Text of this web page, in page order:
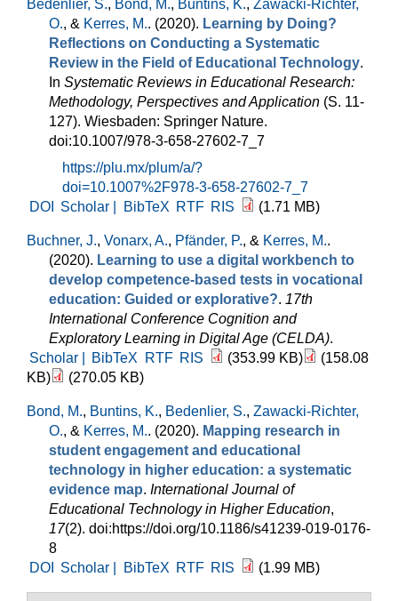
Bedenlier, S., Bond, M., Buntins, K., Zawacki-Richter,
O., & Kerres, M.. (2020). Learning by Doing?
Reflections on Conducting a Systematic
Review in the Field of Educational Technology.
In Systematic Reviews in Educational Research:
Methodology, Perspectives and Application (S. 11-
127). Wiesbaden: Springer Nature.
doi:10.1007/978-3-658-27602-7_7
https://plu.mx/plum/a/?
doi=10.1007%2F978-3-658-27602-7_7
DOI
Scholar | BibTeX RTF RIS (1.71 MB)
Buchner, J., Vonarx, A., Pfänder, P., & Kerres, M..
(2020). Learning to use a digital workbench to
develop competence-based tests in vocational
education: Guided or explorative?. 17th
International Conference Cognition and
Exploratory Learning in Digital Age (CELDA).
Scholar |
BibTeX RTF RIS (353.99 KB)
(158.08
KB)
(270.05 KB)
Bond, M., Buntins, K., Bedenlier, S., Zawacki-Richter,
O., & Kerres, M.. (2020). Mapping research in
student engagement and educational
technology in higher education: a systematic
evidence map. International Journal of
Educational Technology in Higher Education,
17(2). doi:https://doi.org/10.1186/s41239-019-0176-
8
DOI
Scholar | BibTeX RTF RIS (1.99 MB)